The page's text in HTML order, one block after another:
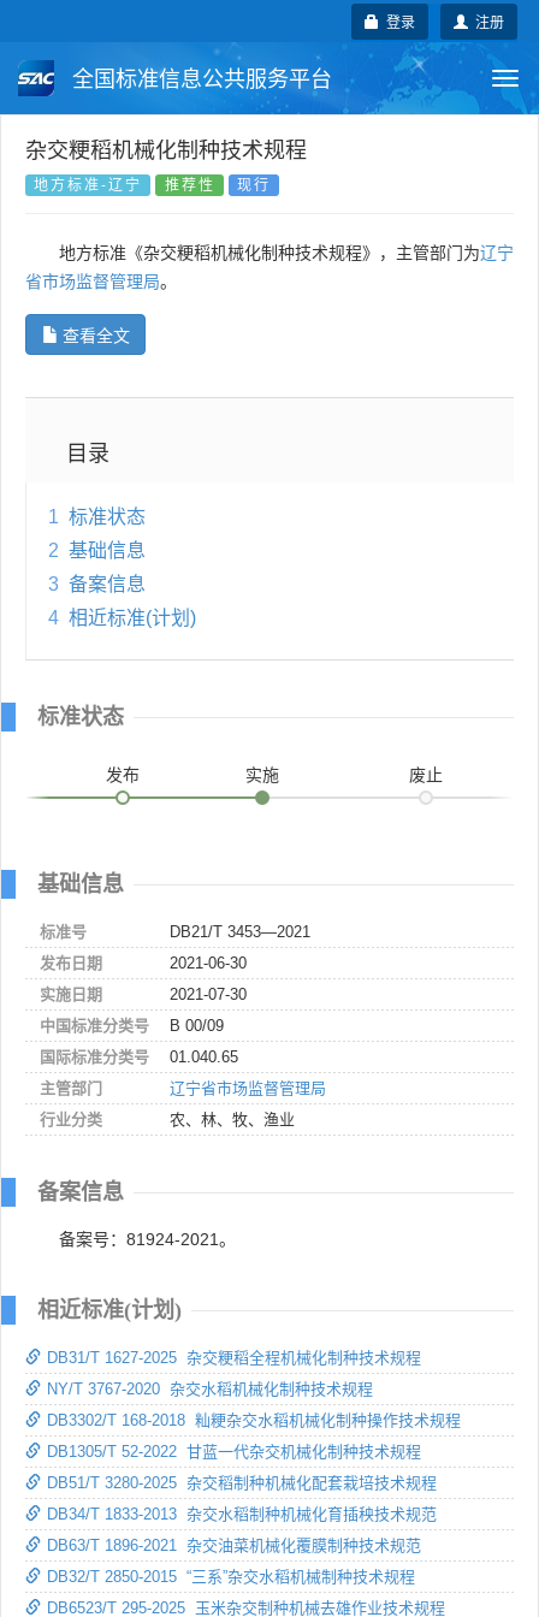
注册
登录
全国标准信息公共服务平台
国家标准 行业标准
国外标准 技术委员会
杂交粳稻机械化制种技术规程
地方标准-辽宁 推荐性 现行
地方标准《杂交粳稻机械化制种技术规程》，主管部门为辽宁
省市场监督管理局。
查看全文
目录
1 标准状态
2 基础信息
3 备案信息
4 相近标准(计划)
标准状态
发布 实施 废止
基础信息
标准号
DB21/T 3453—2021
发布日期
2021-06-30
实施日期
2021-07-30
中国标准分类号
B 00/09
国际标准分类号
01.040.65
主管部门
辽宁省市场监督管理局
行业分类
农、林、牧、渔业
备案信息
备案号：81924-2021。
相近标准(计划)
DB31/T 1627-2025 杂交粳稻全程机械化制种技术规程
NY/T 3767-2020 杂交水稻机械化制种技术规程
DB3302/T 168-2018 籼粳杂交水稻机械化制种操作技术规程
DB1305/T 52-2022 甘蓝一代杂交机械化制种技术规程
DB51/T 3280-2025 杂交稻制种机械化配套栽培技术规程
DB34/T 1833-2013 杂交水稻制种机械化育插秧技术规范
DB63/T 1896-2021 杂交油菜机械化覆膜制种技术规范
DB32/T 2850-2015 “三系”杂交水稻机械制种技术规程
DB6523/T 295-2025 玉米杂交制种机械去雄作业技术规程